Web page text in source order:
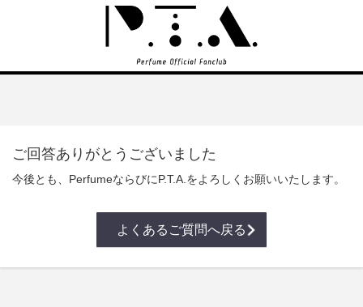
ご回答ありがとうございました
今後とも、PerfumeならびにP.T.A.をよろしくお願いいたします。
よくあるご質問へ戻る